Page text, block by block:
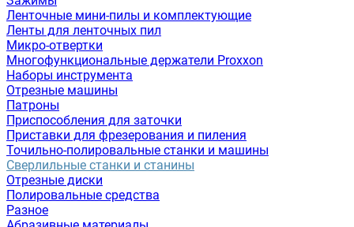
Ленточные мини-пилы и комплектующие
Ленты для ленточных пил
Микро-отвертки
Многофункциональные держатели Proxxon
Наборы инструмента
Отрезные машины
Патроны
Приспособления для заточки
Приставки для фрезерования и пиления
Точильно-полировальные станки и машины
Сверлильные станки и станины
Отрезные диски
Полировальные средства
Разное